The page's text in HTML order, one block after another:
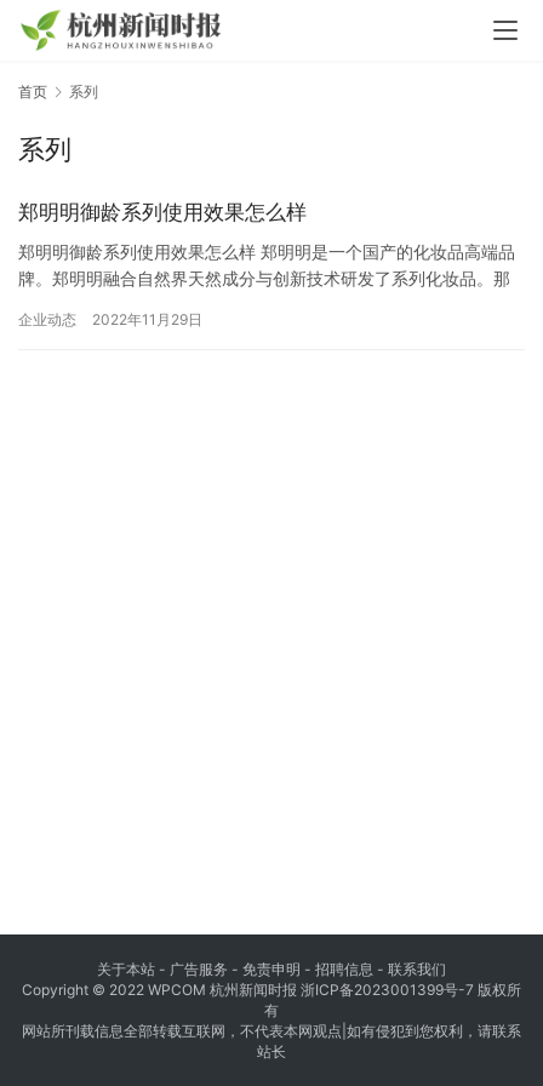
首页 系列
系列
郑明明御龄系列使用效果怎么样
郑明明御龄系列使用效果怎么样 郑明明是一个国产的化妆品高端品
牌。郑明明融合自然界天然成分与创新技术研发了系列化妆品。那
水、御龄精华液、御龄面霜三类别产品，能够做到四链路技术抗衰
企业动态 2022年11月29日
关于本站 - 广告服务 - 免责申明 - 招聘信息 - 联系我们
Copyright © 2022 WPCOM 杭州新闻时报 浙ICP备2023001399号-7 版权所
有
网站所刊载信息全部转载互联网，不代表本网观点|如有侵犯到您权利，请联系
站长